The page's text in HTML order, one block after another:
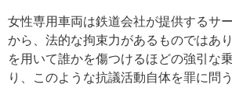
女性専用車両は鉄道会社が提供するサ
から、法的な拘束力があるものではあ
を用いて誰かを傷つけるほどの強引な
り、このような抗議活動自体を罪に問